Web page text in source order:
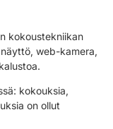
kokoustekniikan
web-kamera,
kokouksia,
on ollut